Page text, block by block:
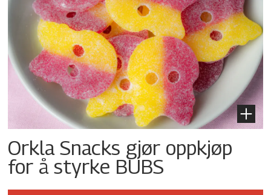
Orkla Snacks gjør oppkjøp
for å styrke BUBS